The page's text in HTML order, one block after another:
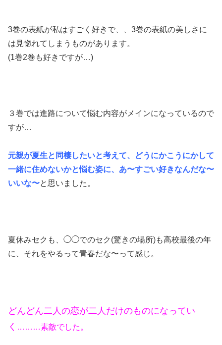
3巻の表紙が私はすごく好きで、、3巻の表紙の美しさに
は見惚れてしまうものがあります。
(1巻2巻も好きですが…)
３巻では進路について悩む内容がメインになっているので
すが…
元親が夏生と同棲したいと考えて、どうにかこうにかして
一緒に住めないかと悩む姿に、あ〜すごい好きなんだな〜
いいな〜と思いました。
夏休みセクも、◯◯でのセク(驚きの場所)も高校最後の年
に、それをやるって青春だな〜って感じ。
どんどん二人の恋が二人だけのものになってい
く ………素敵でした。